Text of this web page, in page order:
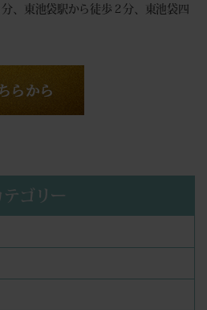
、東池袋駅から徒歩２分、東池袋四
テゴリー